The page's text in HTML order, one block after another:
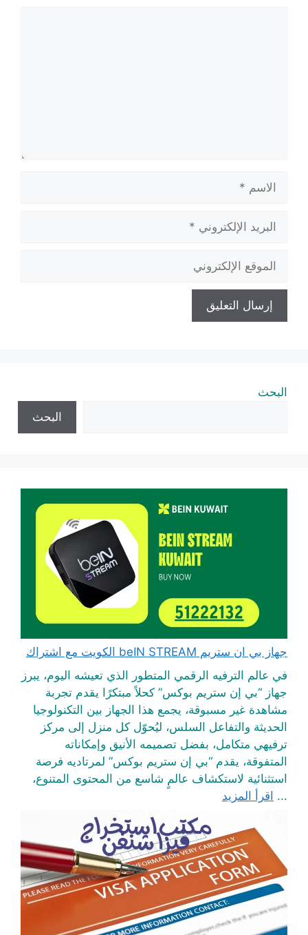
الإلكتروني
الإلكتروني
البحث
البحث
جهاز بي ان ستريم beIN STREAM الكويت مع اشتراك
في عالم الترفيه الرقمي المتطور الذي تعيشه اليوم، يبرز
جهاز “بي إن ستريم بوكس” كحلاً مبتكرًا يقدم تجربة
مشاهدة غير مسبوقة، يجمع هذا الجهاز بين التكنولوجيا
الحديثة والتفاعل السلس، ليُحوّل كل منزل إلى مركز
ترفيهي متكامل، بفضل تصميمه الأنيق وإمكاناته
المتفوقة، يقدم “بي إن ستريم بوكس” لمرتاديه فرصة
استثنائية لاستكشاف عالمٍ شاسع من المحتوى المتنوع،
... اقرأ المزيد